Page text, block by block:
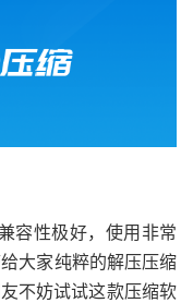
容性极好，使用非常
大家纯粹的解压压缩
不妨试试这款压缩软